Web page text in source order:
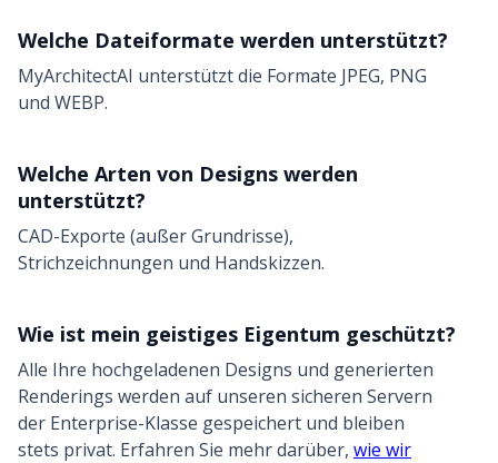
Welche Dateiformate werden unterstützt?
MyArchitectAI unterstützt die Formate JPEG, PNG
und WEBP.
Welche Arten von Designs werden
unterstützt?
CAD-Exporte (außer Grundrisse),
Strichzeichnungen und Handskizzen.
Wie ist mein geistiges Eigentum geschützt?
Alle Ihre hochgeladenen Designs und generierten
Renderings werden auf unseren sicheren Servern
der Enterprise-Klasse gespeichert und bleiben
stets privat. Erfahren Sie mehr darüber, wie wir